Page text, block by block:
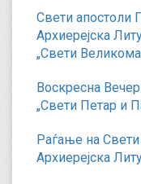
Свети апостоли
Архиерејска
„Свети
Воскресна
„Свети Петар и
Раѓање на
Архиерејска